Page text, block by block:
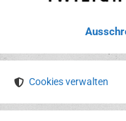
Cookies verwalten